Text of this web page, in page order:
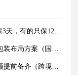
运干货知识分享)
空运干货知识分享）
运干货知识分享）
运干货知识分享）
国际空运干货知识分享）
快递干货知识分享）
境电商卖家请注意）